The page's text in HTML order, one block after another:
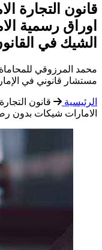
قانون التجارة
اوراق رسمية
الشيك في
محمد المرزوقي
مستشار قانوني في
الرئيسية
قانون
الامارات شيكات بدون